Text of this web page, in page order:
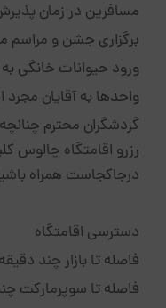
مسافرین در زمان
برگزاری جشن و مراسم
ورود حیوانات خانگی
واحدها به آقایان
گردشگران محترم
درجاکجاست همراه
دسترسی اقامتگاه
فاصله تا بازار چند دقیقه
فاصله تا سوپرمارکت چند